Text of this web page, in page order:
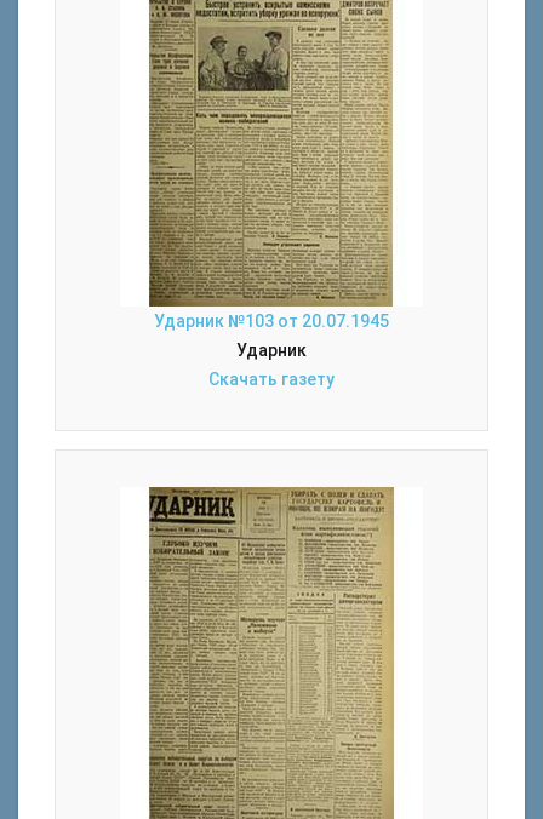
Ударник №103 от 20.07.1945
Ударник
Скачать газету